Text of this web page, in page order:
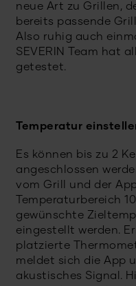
neue Art zu Grillen,
bereits passende
Also ruhig auch
SEVERIN Team hat
getestet.
Temperatur
Es können bis zu 2
angeschlossen
vom Grill und der
Temperaturbereich
gewünschte
eingestellt werden.
platzierte
meldet sich die App
akustisches Signal.